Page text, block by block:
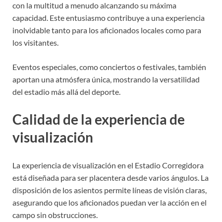
con la multitud a menudo alcanzando su máxima
capacidad. Este entusiasmo contribuye a una experiencia
inolvidable tanto para los aficionados locales como para
los visitantes.
Eventos especiales, como conciertos o festivales, también
aportan una atmósfera única, mostrando la versatilidad
del estadio más allá del deporte.
Calidad de la experiencia de
visualización
La experiencia de visualización en el Estadio Corregidora
está diseñada para ser placentera desde varios ángulos. La
disposición de los asientos permite líneas de visión claras,
asegurando que los aficionados puedan ver la acción en el
campo sin obstrucciones.